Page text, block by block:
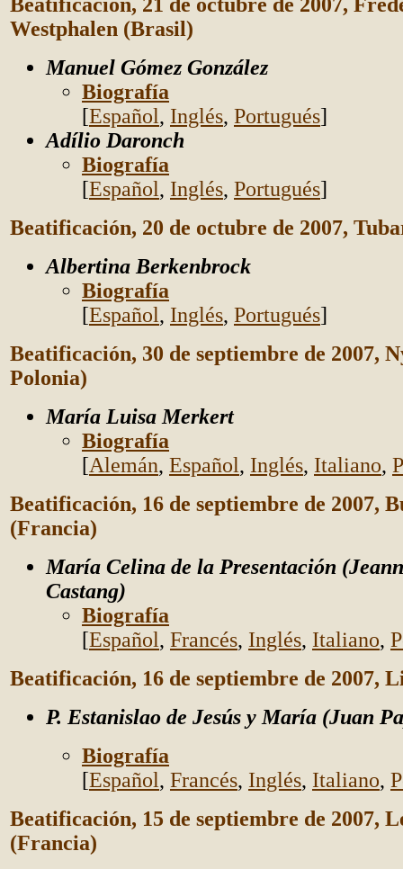
Westphalen (Brasil)
Manuel Gómez González
Biografía
[Español, Inglés, Portugués]
Adílio Daronch
Biografía
[Español, Inglés, Portugués]
Beatificación, 20 de octubre de 2007,
Albertina Berkenbrock
Biografía
[Español, Inglés, Portugués]
Beatificación, 30 de septiembre de 2007,
Polonia)
María Luisa Merkert
Biografía
[Alemán, Español, Inglés, Italiano,
Beatificación, 16 de septiembre de 2007,
(Francia)
María Celina de la Presentación
Castang)
Biografía
[Español, Francés, Inglés, Italiano,
Beatificación, 16 de septiembre de 2007,
P. Estanislao de Jesús y María (Juan
Biografía
[Español, Francés, Inglés, Italiano,
Beatificación, 15 de septiembre de 2007,
(Francia)